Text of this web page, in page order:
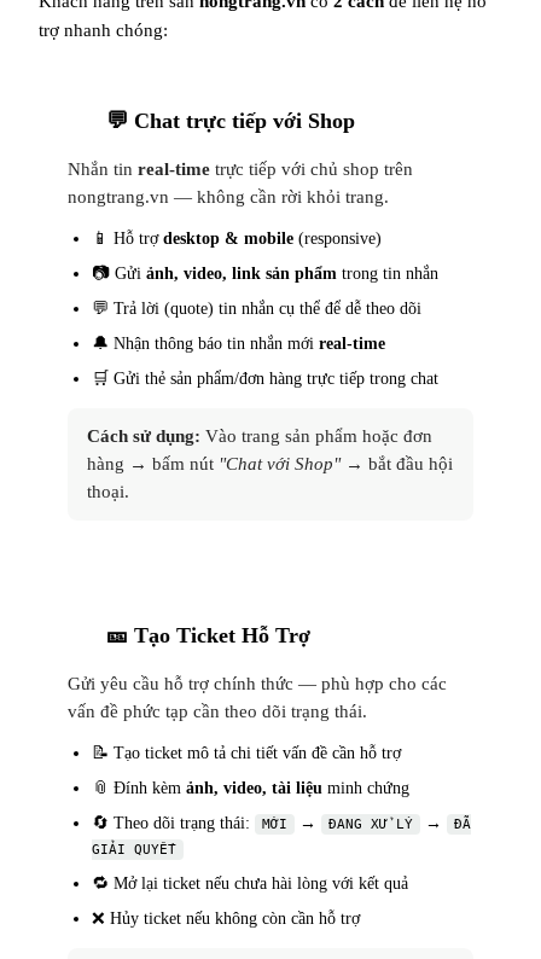
trợ nhanh chóng:
💬 Chat trực tiếp với Shop
Nhắn tin real-time trực tiếp với chủ shop trên
nongtrang.vn — không cần rời khỏi trang.
📱 Hỗ trợdesktop & mobile (responsive)
📷 Gửi ảnh, video, link sản phẩm trong tin nhắn
💬 Trả lời (quote) tin nhắn cụ thể để dễ theo dõi
🔔 Nhận thông báo tin nhắn mới real-time
🛒 Gửi thẻ sản phẩm/đơn hàng trực tiếp trong chat
Cách sử dụng: Vào trang sản phẩm hoặc đơn
hàng → bấm nút "Chat với Shop"→ bắt đầu hội
thoại.
🎫 Tạo Ticket Hỗ Trợ
Gửi yêu cầu hỗ trợ chính thức — phù hợp cho các
vấn đề phức tạp cần theo dõi trạng thái.
📝 Tạo ticket mô tả chi tiết vấn đề cần hỗ trợ
📎 Đính kèm ảnh, video, tài liệu minh chứng
🔄 Theo dõi trạng thái:
MỚI → ĐANG XỬ LÝ →
ĐÃ
GIẢI QUYẾT
🔁 Mở lại ticket nếu chưa hài lòng với kết quả
❌ Hủy ticket nếu không còn cần hỗ trợ